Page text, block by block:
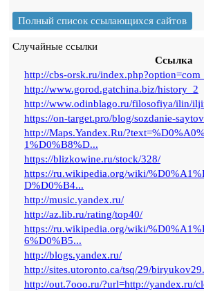
Полный список ссылающихся сайтов
Случайные ссылки
Ссылка
http://cbs-orsk.ru/
http://www.gorod.gatchina.biz/history_2
http://www.odinblago.ru/filosofiya/ilin/
https://on-target.pro/blog/sozdanie-
http://Maps.Yandex.Ru/
1%D0%B8%D...
https://blizkowine.ru/stock/328/
https://ru.wikipedia.org/wiki/
D%D0%B4...
http://music.yandex.ru/
http://az.lib.ru/rating/top40/
https://ru.wikipedia.org/wiki/
6%D0%B5...
http://blogs.yandex.ru/
http://sites.utoronto.ca/tsq/29/
http://out.7ooo.ru/?url=http://yandex.ru/